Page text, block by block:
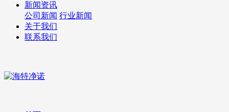
新闻资讯
公司新闻 行业新闻
关于我们
联系我们